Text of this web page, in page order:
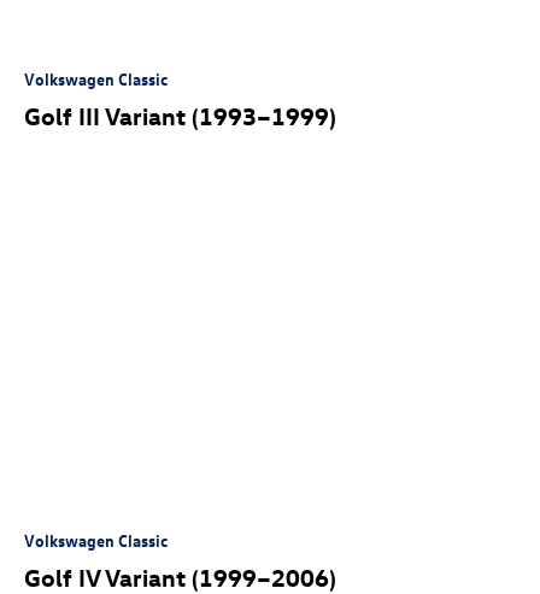
Volkswagen Classic
Golf III Variant (1993–1999)
Volkswagen Classic
Golf IV Variant (1999–2006)